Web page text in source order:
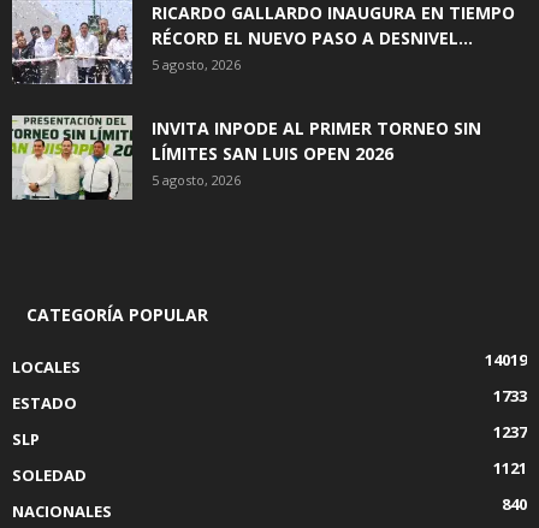
RICARDO GALLARDO INAUGURA EN TIEMPO
RÉCORD EL NUEVO PASO A DESNIVEL...
5 agosto, 2026
INVITA INPODE AL PRIMER TORNEO SIN
LÍMITES SAN LUIS OPEN 2026
5 agosto, 2026
CATEGORÍA POPULAR
LOCALES
14019
ESTADO
1733
SLP
1237
SOLEDAD
1121
NACIONALES
840